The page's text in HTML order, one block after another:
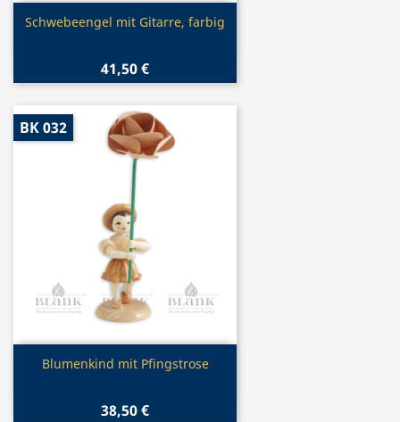
Vorschau
Schwebeengel mit Gitarre, farbig
41,50 €
Vorschau
Blumenkind mit Pfingstrose
38,50 €
BK 032